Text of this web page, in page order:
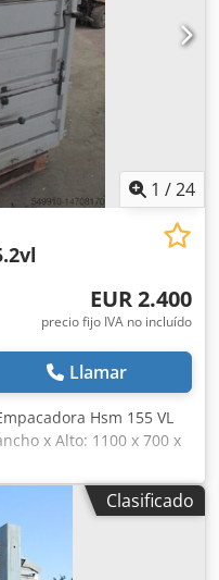
1 /24
EUR 2.400
precio fijo IVA no incluído
Llamar
Hsm 155 VL
x Alto: 1100 x 700 x
– 250 kg (caja de
x alto: 1470 x 940 x
de prensado 16
400 V (tres fases)
pacas Empacadora
Clasificado